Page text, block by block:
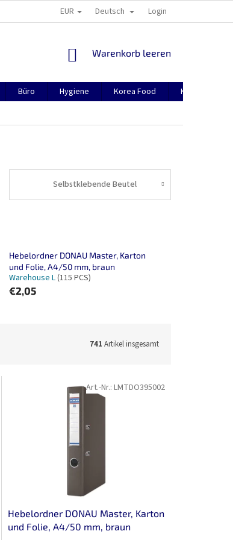
CONTACTS MANUAL FOR REGISTRATION
EUR Deutsch Login
WARENKORB
Warenkorb leeren
Büro Hygiene Korea Food
Korea(Asien)
Selbstklebende Beutel
Hebelordner DONAU Master, Karton
und Folie, A4/50 mm, braun
Warehouse L(115 PCS)
€2,05
741 Artikel insgesamt
Hebelordner DONAU Master, Karton
und Folie, A4/50 mm, braun
Art.-Nr.: LMTDO395002